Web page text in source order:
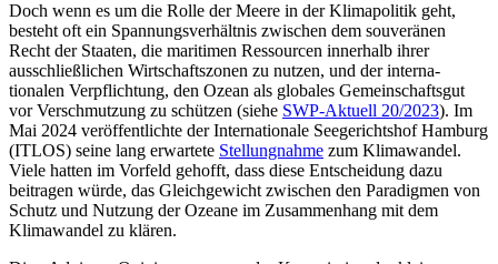
Doch wenn es um die Rolle der Meere in der Klimapolitik geht,
besteht oft ein Span­nungsverhältnis zwischen dem souveränen
Recht der Staaten, die maritimen Ressourcen innerhalb ihrer
ausschließlichen Wirt­schaftszonen zu nutzen, und der interna­
tionalen Verpflichtung, den Ozean als glo­bales Gemeinschaftsgut
vor Verschmutzung zu schützen (siehe SWP-Aktuell 20/2023). Im
Mai 2024 veröffentlichte der Internationale Seegerichtshof Hamburg
(ITLOS) seine lang erwartete Stellungnahme zum Klima­wandel.
Viele hatten im Vorfeld gehofft, dass diese Entscheidung dazu
beitragen würde, das Gleichgewicht zwischen den Paradigmen von
Schutz und Nutzung der Ozeane im Zusammenhang mit dem
Klima­wandel zu klären.